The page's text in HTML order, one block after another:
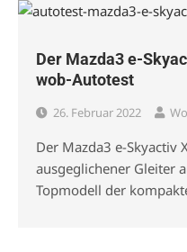
Der Mazda3 e-
wob-Autotest
26. Februar 2022
Der Mazda3 e-Skyactiv
ausgeglichener Gleiter
Topmodell der